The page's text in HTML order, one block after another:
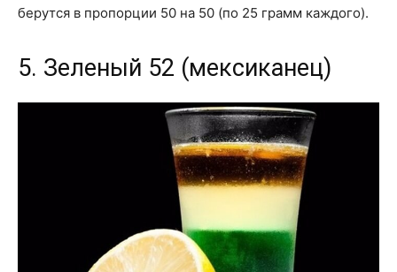
берутся в пропорции 50 на 50 (по 25 грамм каждого).
5. Зеленый 52 (мексиканец)